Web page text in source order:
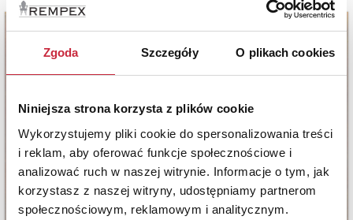
Zgoda Szczegóły O plikach cookies
Niniejsza strona korzysta z plików cookie
Wykorzystujemy pliki cookie do spersonalizowania treści
i reklam, aby oferować funkcje społecznościowe i
analizować ruch w naszej witrynie. Informacje o tym, jak
korzystasz z naszej witryny, udostępniamy partnerom
społecznościowym, reklamowym i analitycznym.